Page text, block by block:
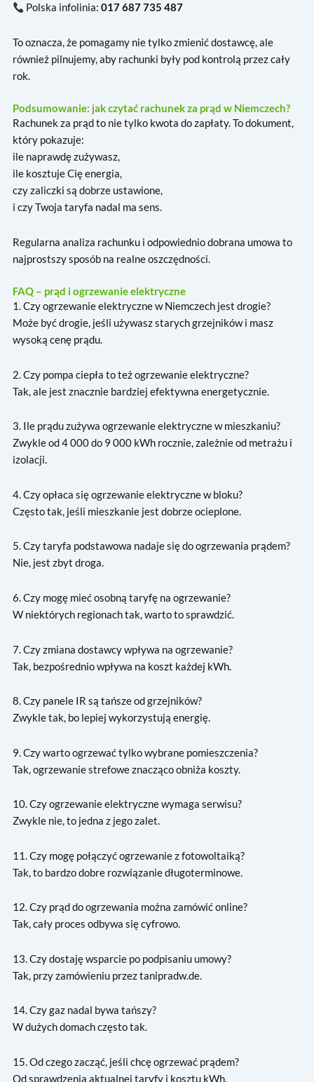
Polska infolinia:017 687 735 487
To oznacza, że pomagamy nie tylko zmienić dostawcę, ale
również pilnujemy, aby rachunki były pod kontrolą przez cały
rok.
Podsumowanie: jak czytać rachunek za prąd w Niemczech?
Rachunek za prąd to nie tylko kwota do zapłaty. To dokument,
który pokazuje:
ile naprawdę zużywasz,
ile kosztuje Cię energia,
czy zaliczki są dobrze ustawione,
i czy Twoja taryfa nadal ma sens.
Regularna analiza rachunku i odpowiednio dobrana umowa to
najprostszy sposób na realne oszczędności.
FAQ – prąd i ogrzewanie elektryczne
1. Czy ogrzewanie elektryczne w Niemczech jest drogie?
Może być drogie, jeśli używasz starych grzejników i masz
wysoką cenę prądu.
2. Czy pompa ciepła to też ogrzewanie elektryczne?
Tak, ale jest znacznie bardziej efektywna energetycznie.
3. Ile prądu zużywa ogrzewanie elektryczne w mieszkaniu?
Zwykle od 4 000 do 9 000 kWh rocznie, zależnie od metrażu i
izolacji.
4. Czy opłaca się ogrzewanie elektryczne w bloku?
Często tak, jeśli mieszkanie jest dobrze ocieplone.
5. Czy taryfa podstawowa nadaje się do ogrzewania prądem?
Nie, jest zbyt droga.
6. Czy mogę mieć osobną taryfę na ogrzewanie?
W niektórych regionach tak, warto to sprawdzić.
7. Czy zmiana dostawcy wpływa na ogrzewanie?
Tak, bezpośrednio wpływa na koszt każdej kWh.
8. Czy panele IR są tańsze od grzejników?
Zwykle tak, bo lepiej wykorzystują energię.
9. Czy warto ogrzewać tylko wybrane pomieszczenia?
Tak, ogrzewanie strefowe znacząco obniża koszty.
10. Czy ogrzewanie elektryczne wymaga serwisu?
Zwykle nie, to jedna z jego zalet.
11. Czy mogę połączyć ogrzewanie z fotowoltaiką?
Tak, to bardzo dobre rozwiązanie długoterminowe.
12. Czy prąd do ogrzewania można zamówić online?
Tak, cały proces odbywa się cyfrowo.
13. Czy dostaję wsparcie po podpisaniu umowy?
Tak, przy zamówieniu przez tanipradw.de.
14. Czy gaz nadal bywa tańszy?
W dużych domach często tak.
15. Od czego zacząć, jeśli chcę ogrzewać prądem?
Od sprawdzenia aktualnej taryfy i kosztu kWh.